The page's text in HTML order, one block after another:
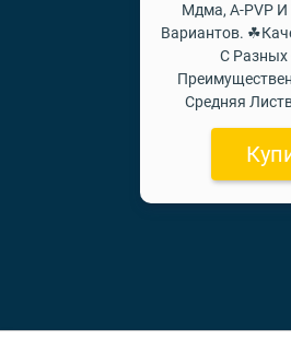
Мдма, A-PVP
Вариантов.
С Разных
Средняя